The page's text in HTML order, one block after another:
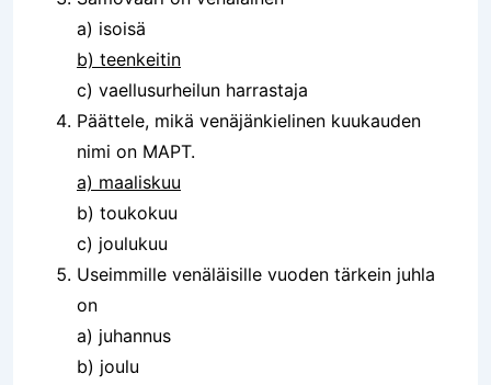
a) isoisä
b) teenkeitin
c) vaellusurheilun harrastaja
Päättele, mikä venäjänkielinen kuukauden
nimi on MAPT.
a) maaliskuu
b) toukokuu
c) joulukuu
Useimmille venäläisille vuoden tärkein juhla
on
a) juhannus
b) joulu